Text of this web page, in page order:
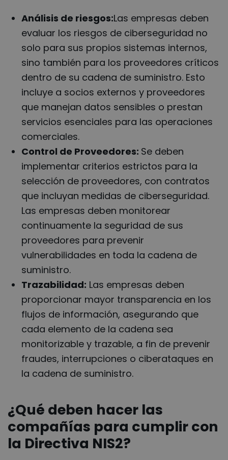
Análisis de riesgos:Las empresas deben
evaluar los riesgos de ciberseguridad no
solo para sus propios sistemas internos,
sino también para los proveedores críticos
dentro de su cadena de suministro. Esto
incluye a socios externos y proveedores
que manejan datos sensibles o prestan
servicios esenciales para las operaciones
comerciales.
Control de Proveedores: Se deben
implementar criterios estrictos para la
selección de proveedores, con contratos
que incluyan medidas de ciberseguridad.
Las empresas deben monitorear
continuamente la seguridad de sus
proveedores para prevenir
vulnerabilidades en toda la cadena de
suministro.
Trazabilidad: Las empresas deben
proporcionar mayor transparencia en los
flujos de información, asegurando que
cada elemento de la cadena sea
monitorizable y trazable, a fin de prevenir
fraudes, interrupciones o ciberataques en
la cadena de suministro.
¿Qué deben hacer las
compañías para cumplir con
la Directiva NIS2?